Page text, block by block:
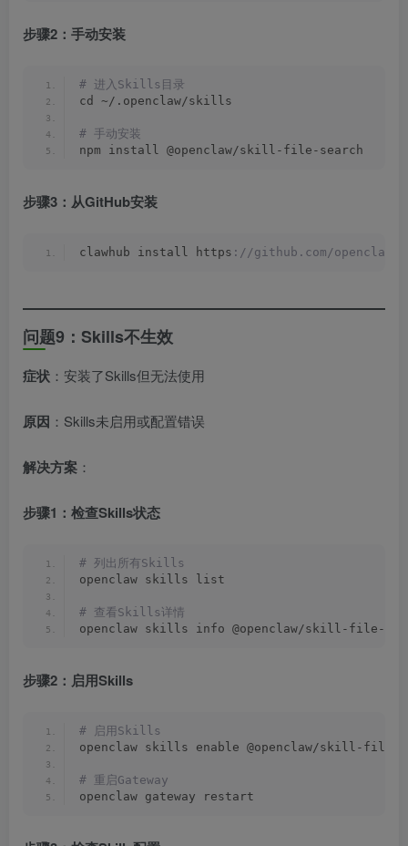
步骤2：手动安装
# 进入Skills目录
cd ~/.openclaw/skills
# 手动安装
npm install @openclaw/skill-file-search
步骤3：从GitHub安装
clawhub install https ://github.com/
问题9：Skills不生效
症状 ：安装了Skills但无法使用
原因 ：Skills未启用或配置错误
解决方案 ：
步骤1：检查Skills状态
# 列出所有Skills
openclaw skills list
# 查看Skills详情
openclaw skills info @openclaw/skill-file-
步骤2：启用Skills
# 启用Skills
openclaw skills enable @openclaw/skill-file-
# 重启Gateway
openclaw gateway restart